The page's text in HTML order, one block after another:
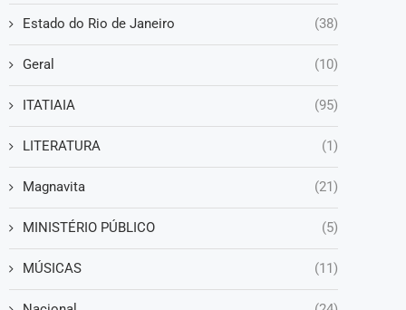
Estado do Rio de Janeiro (38)
Geral (10)
ITATIAIA (95)
LITERATURA (1)
Magnavita (21)
MINISTÉRIO PÚBLICO (5)
MÚSICAS (11)